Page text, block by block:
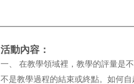
活動內容：
一、 在教學領域裡，教學的評量是
不是教學過程的結束或終點。如何